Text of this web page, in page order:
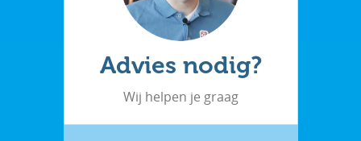
Advies nodig?
Wij helpen je graag